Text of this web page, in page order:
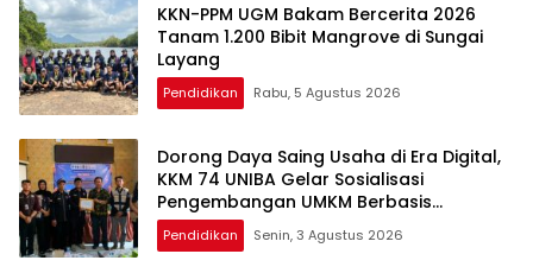
KKN-PPM UGM Bakam Bercerita 2026
Tanam 1.200 Bibit Mangrove di Sungai
Layang
Pendidikan Rabu, 5 Agustus 2026
Dorong Daya Saing Usaha di Era Digital,
KKM 74 UNIBA Gelar Sosialisasi
Pengembangan UMKM Berbasis
Technopreneurship
Pendidikan Senin, 3 Agustus 2026